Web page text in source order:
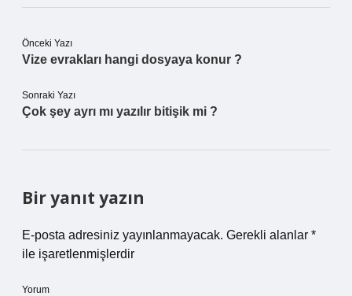
Önceki Yazı
Vize evrakları hangi dosyaya konur ?
Sonraki Yazı
Çok şey ayrı mı yazılır bitişik mi ?
Bir yanıt yazın
E-posta adresiniz yayınlanmayacak. Gerekli alanlar *
ile işaretlenmişlerdir
Yorum